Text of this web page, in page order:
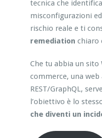
tecnica che
misconfigurazioni
rischio reale e ti
remediation chiaro
Che tu abbia un sito
commerce, una
REST/GraphQL,
l’obiettivo è lo
che diventi un